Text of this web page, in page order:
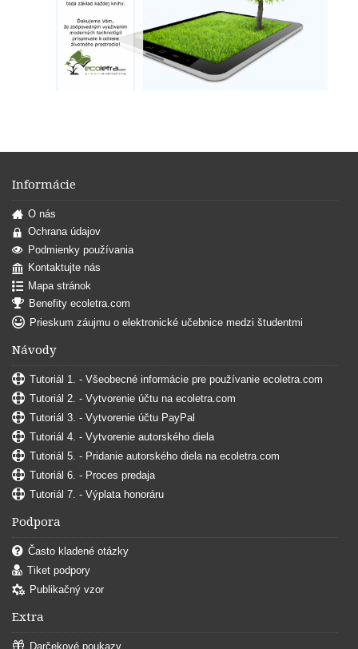
Informácie
O nás
Ochrana údajov
Podmienky používania
Kontaktujte nás
Mapa stránok
Benefity ecoletra.com
Prieskum záujmu o elektronické učebnice medzi študentmi
Návody
Tutoriál 1. - Všeobecné informácie pre používanie ecoletra.com
Tutoriál 2. - Vytvorenie účtu na ecoletra.com
Tutoriál 3. - Vytvorenie účtu PayPal
Tutoriál 4. - Vytvorenie autorského diela
Tutoriál 5. - Pridanie autorského diela na ecoletra.com
Tutoriál 6. - Proces predaja
Tutoriál 7. - Výplata honoráru
Podpora
Často kladené otázky
Tiket podpory
Publikačný vzor
Extra